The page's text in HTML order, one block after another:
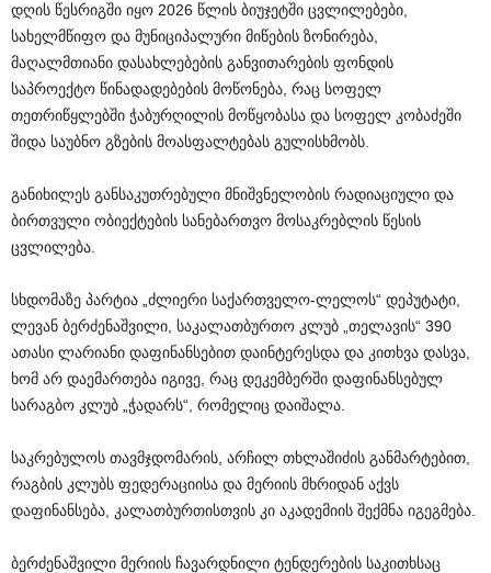
დღის წესრიგში იყო 2026 წლის ბიუჯეტში ცვლილებები,
სახელმწიფო და მუნიციპალური მიწების ზონირება,
მაღალმთიანი დასახლებების განვითარების ფონდის
საპროექტო წინადადებების მოწონება, რაც სოფელ
თეთრიწყლებში ჭაბურღილის მოწყობასა და სოფელ კობაძეში
შიდა საუბნო გზების მოასფალტებას გულისხმობს.
განიხილეს განსაკუთრებული მნიშვნელობის რადიაციული და
ბირთვული ობიექტების სანებართვო მოსაკრებლის წესის
ცვლილება.
სხდომაზე პარტია „ძლიერი საქართველო-ლელოს“ დეპუტატი,
ლევან ბერძენაშვილი, საკალათბურთო კლუბ „თელავის“ 390
ათასი ლარიანი დაფინანსებით დაინტერესდა და კითხვა დასვა,
ხომ არ დაემართება იგივე, რაც დეკემბერში დაფინანსებულ
სარაგბო კლუბ „ჭადარს“, რომელიც დაიშალა.
საკრებულოს თავმჯდომარის, არჩილ თხლაშიძის განმარტებით,
რაგბის კლუბს ფედერაციისა და მერიის მხრიდან აქვს
დაფინანსება, კალათბურთისთვის კი აკადემიის შექმნა იგეგმება.
ბერძენაშვილი მერიის ჩავარდნილი ტენდერების საკითხსაც